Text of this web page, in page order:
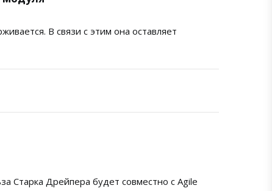
В связи с этим она оставляет
Старка Дрейпера будет совместно с Agile